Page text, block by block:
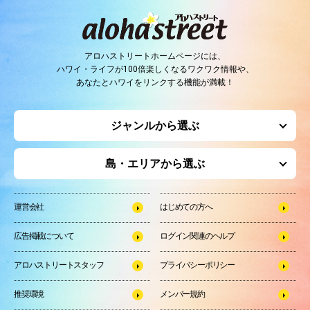
アロハストリートホームページには、
ハワイ・ライフが100倍楽しくなるワクワク情報や、
あなたとハワイをリンクする機能が満載！
ジャンルから選ぶ
島・エリアから選ぶ
運営会社 はじめての方へ
広告掲載について ログイン関連のヘルプ
アロハストリートスタッフ プライバシーポリシー
推奨環境 メンバー規約